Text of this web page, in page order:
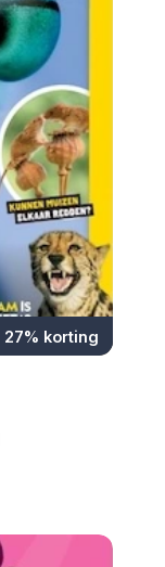
27% korting